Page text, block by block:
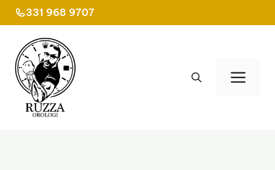
al
contenuto
331 968 9707